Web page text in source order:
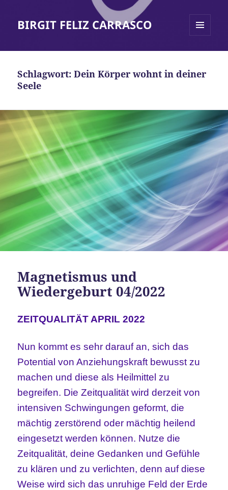
BIRGIT FELIZ CARRASCO
Schlagwort:Dein Körper wohnt in deiner
Seele
Magnetismus und
Wiedergeburt 04/2022
ZEITQUALITÄT APRIL 2022
Nun kommt es sehr darauf an, sich das
Potential von Anziehungskraft bewusst zu
machen und diese als Heilmittel zu
begreifen. Die Zeitqualität wird derzeit von
intensiven Schwingungen geformt, die
mächtig zerstörend oder mächtig heilend
eingesetzt werden können. Nutze die
Zeitqualität, deine Gedanken und Gefühle
zu klären und zu verlichten, denn auf diese
Weise wird sich das unruhige Feld der Erde